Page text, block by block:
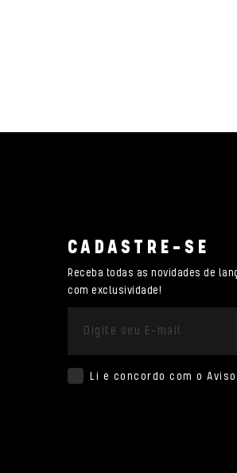
CADASTRE-SE
Receba todas as novidades de
com exclusividade!
Li e concordo com o